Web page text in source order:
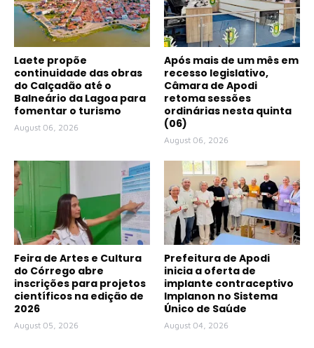
Laete propõe
continuidade das obras
do Calçadão até o
Balneário da Lagoa para
fomentar o turismo
August 06, 2026
Após mais de um mês em
recesso legislativo,
Câmara de Apodi
retoma sessões
ordinárias nesta quinta
(06)
August 06, 2026
Feira de Artes e Cultura
do Córrego abre
inscrições para projetos
científicos na edição de
2026
August 05, 2026
Prefeitura de Apodi
inicia a oferta de
implante contraceptivo
Implanon no Sistema
Único de Saúde
August 04, 2026